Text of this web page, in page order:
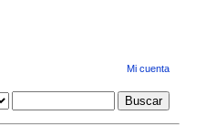
Mi cuenta